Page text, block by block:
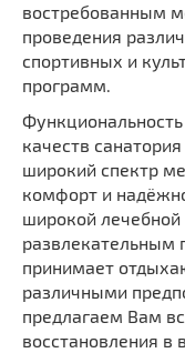
востребованным
проведения
спортивных и
программ.
качеств
широкий спектр
комфорт и
широкой
развлекательным
принимает
различными
предлагаем Вам
восстановления в